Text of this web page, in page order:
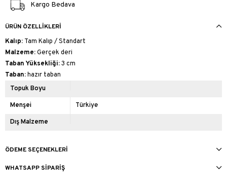
Kargo Bedava
ÜRÜN ÖZELLIKLERI
Kalıp: Tam Kalıp / Standart
Malzeme:Gerçek deri
Taban Yüksekliği:3 cm
Taban:hazır taban
Topuk Boyu
Menşei Türkiye
Dış Malzeme
ÖDEME SEÇENEKLERI
WHATSAPP SIPARIŞ